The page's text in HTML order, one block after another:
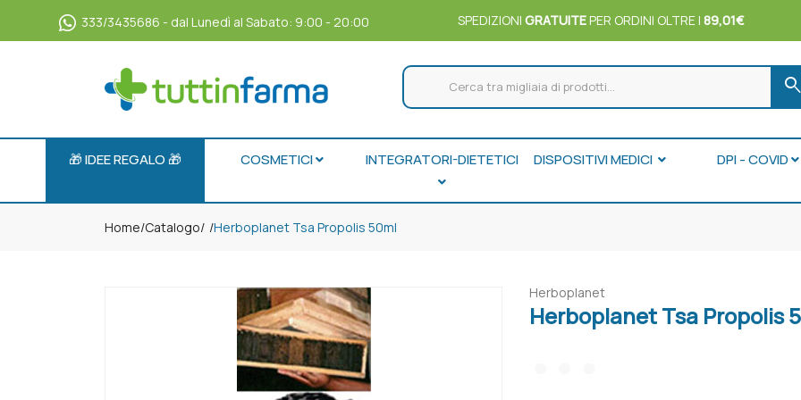
333/3435686 - dal Lunedì al Sabato: 9:00 - 20:00 SPEDIZIONI GRATUITEPER ORDINI OLTRE I 89,01€
search
🎁 IDEE REGALO 🎁 COSMETICI INTEGRATORI-DIETETICI DISPOSITIVI MEDICI DPI - COVID
Home Catalogo/ Herboplanet Tsa Propolis 50ml
Herboplanet
Herboplanet Tsa Propolis